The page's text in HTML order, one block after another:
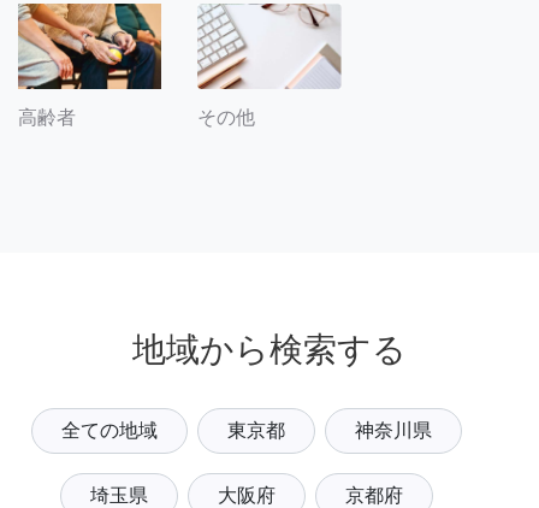
高齢者 その他
地域から検索する
全ての地域 東京都 神奈川県
埼玉県 大阪府 京都府